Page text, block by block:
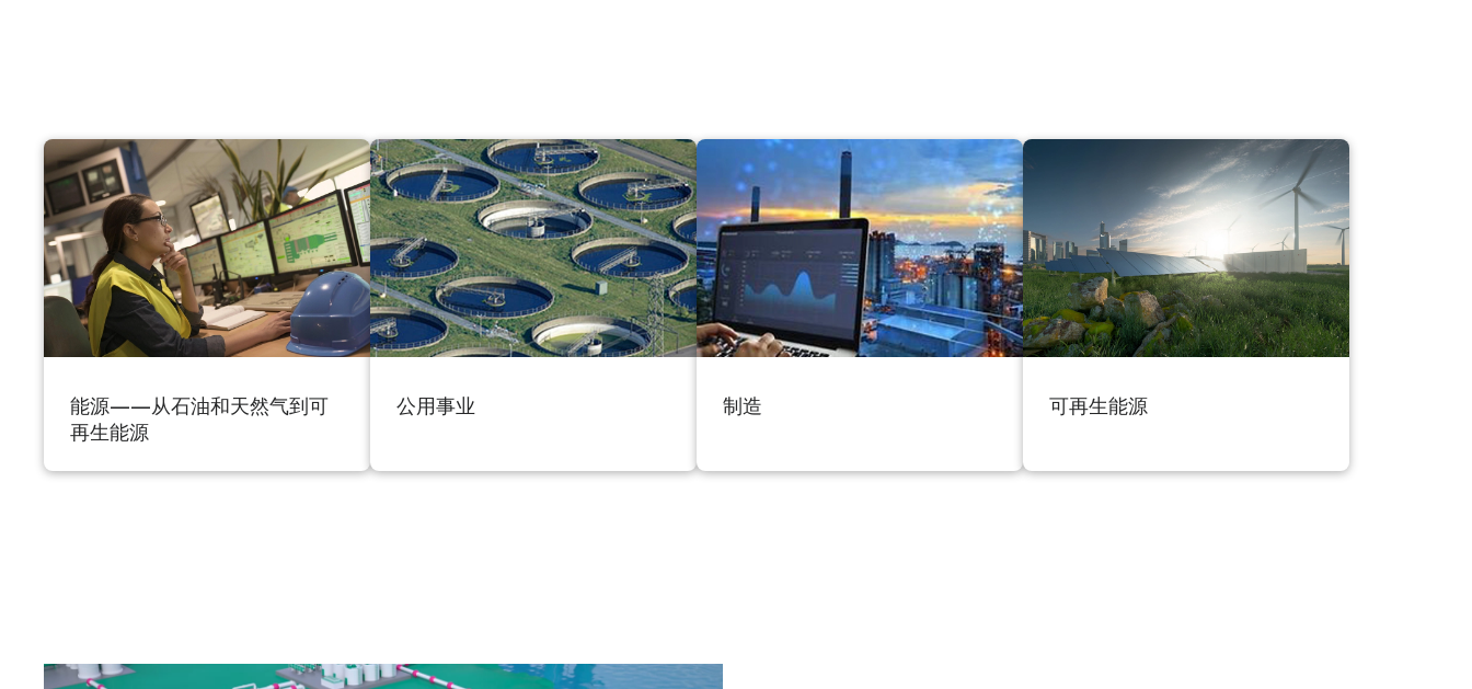
能源——从石油和天然气到可
再生能源
公用事业 制造 可再生能源